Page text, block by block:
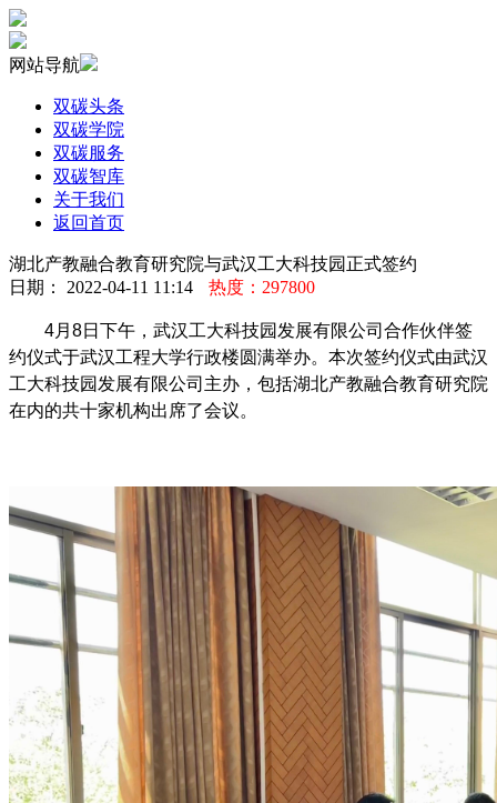
网站导航
双碳头条
双碳学院
双碳服务
双碳智库
关于我们
返回首页
湖北产教融合教育研究院与武汉工大科技园正式签约
日期： 2022-04-11 11:14
热度：297800
4月8日下午，武汉工大科技园发展有限公司合作伙伴签
约仪式于武汉工程大学行政楼圆满举办。本次签约仪式由武汉
工大科技园发展有限公司主办，包括湖北产教融合教育研究院
在内的共十家机构出席了会议。